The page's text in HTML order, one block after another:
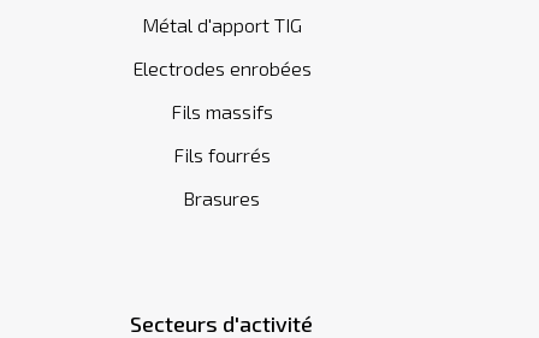
Métal d'apport TIG
Electrodes enrobées
Fils massifs
Fils fourrés
Brasures
Secteurs d'activité